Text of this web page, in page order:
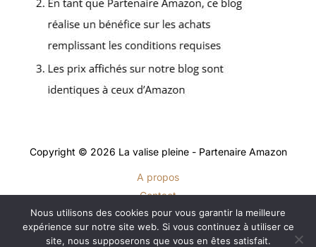
Copyright © 2026 La valise pleine - Partenaire Amazon
A propos
Contact
Plan du site
Mentions légales
Nous utilisons des cookies pour vous garantir la meilleure
expérience sur notre site web. Si vous continuez à utiliser ce
site, nous supposerons que vous en êtes satisfait.